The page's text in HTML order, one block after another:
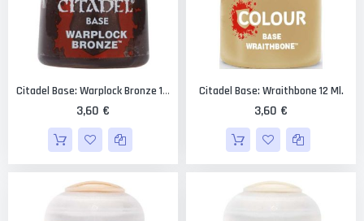
Citadel Base: Warplock Bronze 12 Ml.
3,60 €
Citadel Base: Wraithbone 12 Ml.
3,60 €